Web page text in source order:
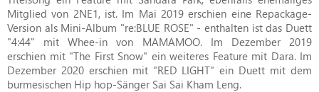
Mitglied von 2NE1, ist. Im Mai 2019 erschien eine Repackage-
Version als Mini-Album "re:BLUE ROSE" - enthalten ist das Duett
"4:44" mit Whee-in von MAMAMOO. Im Dezember 2019
erschien mit "The First Snow" ein weiteres Feature mit Dara. Im
Dezember 2020 erschien mit "RED LIGHT" ein Duett mit dem
burmesischen Hip hop-Sänger Sai Sai Kham Leng.